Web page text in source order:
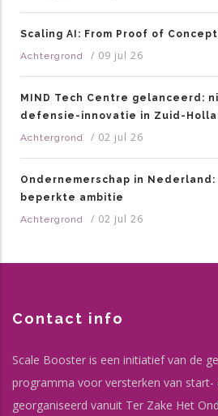
Scaling AI: From Proof of
Achtergrond
/ 09 jul 26
MIND Tech Centre gelanceerd:
defensie-innovatie in Zuid-
Achtergrond
/ 02 jul 26
Ondernemerschap in
beperkte ambitie
Achtergrond
/ 02 jul 26
Contact info
Scale Booster is een initiatief van de
programma voor versterken van start-
georganiseerd vanuit Ter Zake Het